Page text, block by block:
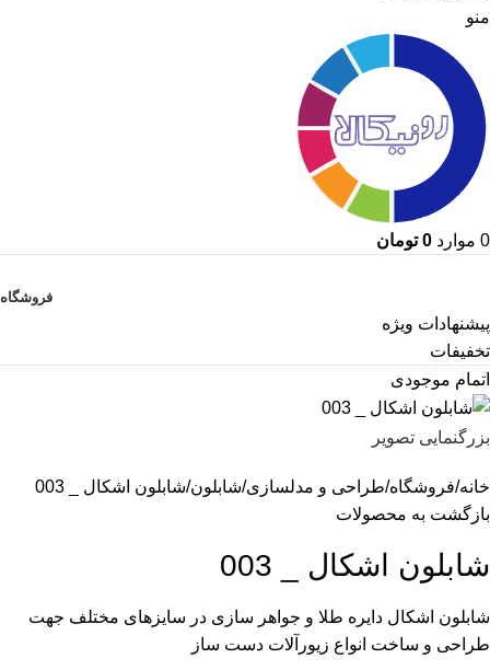
منو
0 موارد 0 تومان
فروشگاه
پیشنهادات ویژه
تخفیفات
اتمام موجودی
بزرگنمایی تصویر
خانه فروشگاه طراحی و مدلسازی شابلون شابلون اشکال _ 003
بازگشت به محصولات
شابلون اشکال _ 003
شابلون اشکال دایره طلا و جواهر سازی در سایزهای مختلف جهت
طراحی و ساخت انواع زیورآلات دست ساز